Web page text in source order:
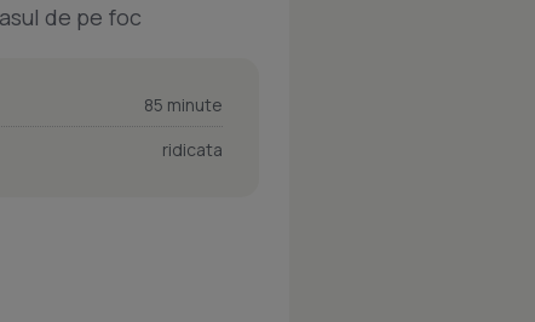
de pe foc
85 minute
ridicata